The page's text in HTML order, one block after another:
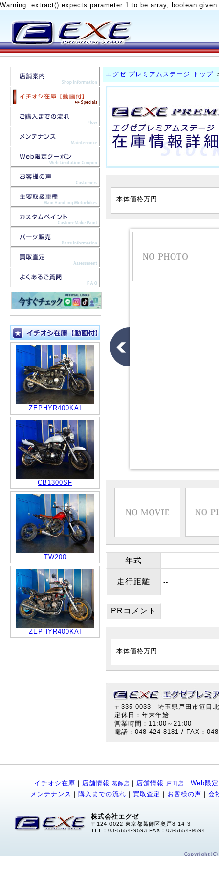
Warning: extract() expects parameter 1 to be array, boolean
ZEPHYR400KAI
CB1300SF
TW200
ZEPHYR400KAI
エグゼ プレミアムステージ トップ
本体価格万円
年式 --
走行距離 --
PRコメント
本体価格万円
〒335-0033 埼玉県戸田市笹目
定休日：年末年始
営業時間：11:00～21:00
電話：048-424-8181 / FAX：
イチオシ在庫 ｜ 店舗情報 葛飾店 ｜ 店舗情報 戸田店 ｜ Web限
メンテナンス ｜ 購入までの流れ ｜ 買取査定 ｜ お客様の声 ｜ 会
株式会社エグゼ
〒124-0022 東京都葛飾区奥戸8-14-3
TEL：03-5654-9593 FAX：03-5654-9594